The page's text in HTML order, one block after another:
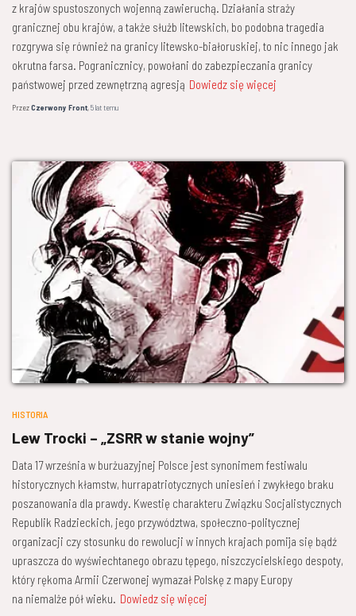
z krajów spustoszonych wojenną zawieruchą. Działania straży
granicznej obu krajów, a także służb litewskich, bo podobna tragedia
rozgrywa się również na granicy litewsko-białoruskiej, to nic innego jak
okrutna farsa. Pogranicznicy, powołani do zabezpieczania granicy
państwowej przed zewnętrzną agresją Dowiedz się więcej
PrzezCzerwony Front,5 lattemu
HISTORIA
Lew Trocki – „ZSRR w stanie wojny”
Data 17 września w burżuazyjnej Polsce jest synonimem festiwalu
historycznych kłamstw, hurrapatriotycznych uniesień i zwykłego braku
poszanowania dla prawdy. Kwestię charakteru Związku Socjalistycznych
Republik Radzieckich, jego przywództwa, społeczno-politycznej
organizacji czy stosunku do rewolucji w innych krajach pomija się bądź
upraszcza do wyświechtanego obrazu tępego, niszczycielskiego despoty,
który rękoma Armii Czerwonej wymazał Polskę z mapy Europy
na niemalże pół wieku. Dowiedz się więcej